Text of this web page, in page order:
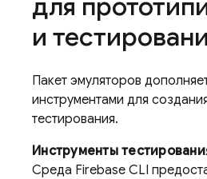
и
Пакет эмуляторов
инструментами для
тестирования.
Инструменты
Среда Firebase CLI